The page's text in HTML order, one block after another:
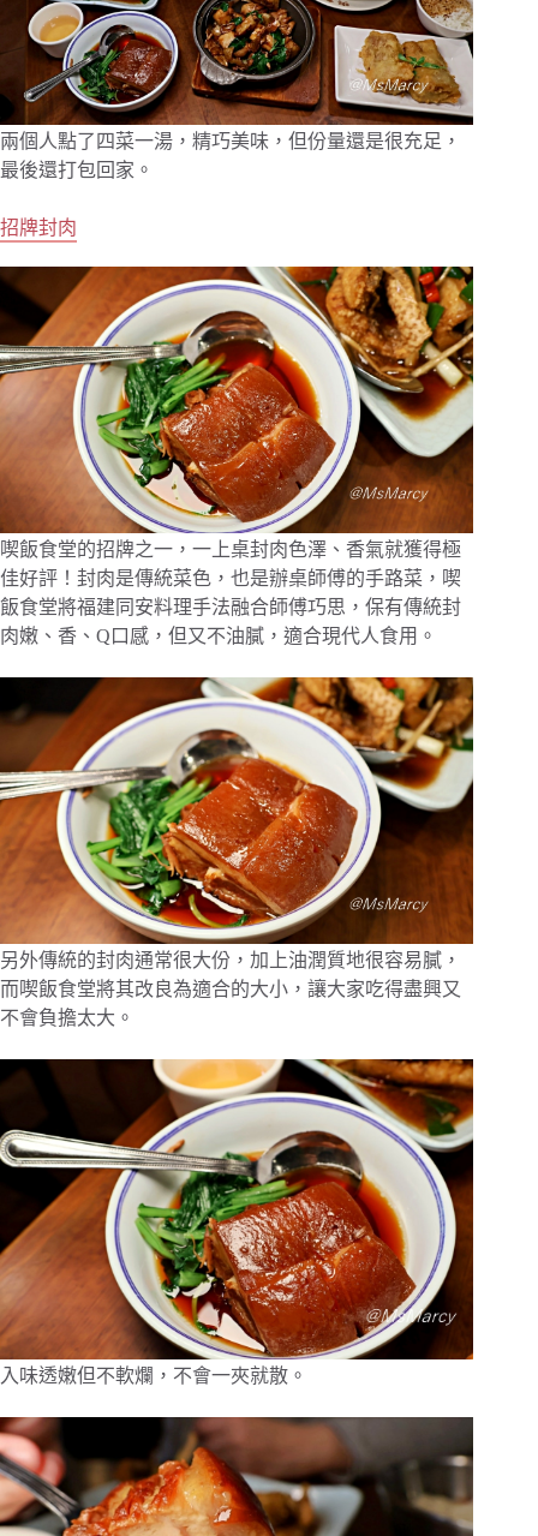
兩個人點了四菜一湯，精巧美味，但份量還是很充足，
最後還打包回家。
招牌封肉
喫飯食堂的招牌之一，一上桌封肉色澤、香氣就獲得極
佳好評！封肉是傳統菜色，也是辦桌師傅的手路菜，喫
飯食堂將福建同安料理手法融合師傅巧思，保有傳統封
肉嫩、香、Q口感，但又不油膩，適合現代人食用。
另外傳統的封肉通常很大份，加上油潤質地很容易膩，
而喫飯食堂將其改良為適合的大小，讓大家吃得盡興又
不會負擔太大。
入味透嫩但不軟爛，不會一夾就散。